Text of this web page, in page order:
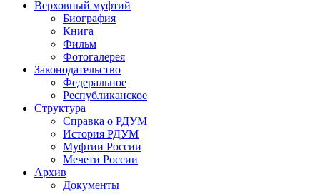
Верховный муфтий
Биография
Книга
Фильм
Фотогалерея
Законодательство
Федеральное
Республиканское
Структура
Справка о РДУМ
История РДУМ
Муфтии России
Мечети России
Архив
Документы